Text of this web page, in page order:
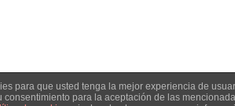
para que usted tenga la mejor experiencia de
consentimiento para la aceptación de las